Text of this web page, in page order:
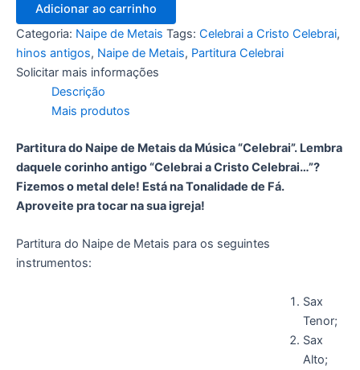
Adicionar ao carrinho
Categoria: Naipe de Metais Tags: Celebrai a Cristo Celebrai,
hinos antigos, Naipe de Metais, Partitura Celebrai
Solicitar mais informações
Descrição
Mais produtos
Partitura do Naipe de Metais da Música “Celebrai”. Lembra
daquele corinho antigo “Celebrai a Cristo Celebrai…”?
Fizemos o metal dele! Está na Tonalidade de Fá.
Aproveite pra tocar na sua igreja!
Partitura do Naipe de Metais para os seguintes
instrumentos:
Sax
Tenor;
Sax
Alto;